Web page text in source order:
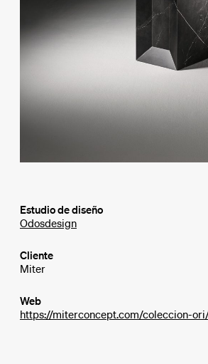
Estudio de diseño
Odosdesign
Cliente
Miter
Web
https://miterconcept.com/coleccion-